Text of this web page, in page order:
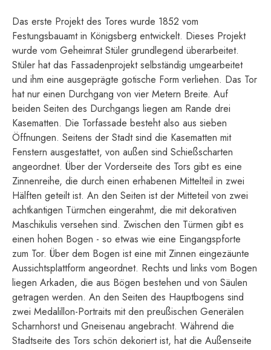
Das erste Projekt des Tores wurde 1852 vom
Festungsbauamt in Königsberg entwickelt. Dieses Projekt
wurde vom Geheimrat Stüler grundlegend überarbeitet.
Stüler hat das Fassadenprojekt selbständig umgearbeitet
und ihm eine ausgeprägte gotische Form verliehen. Das Tor
hat nur einen Durchgang von vier Metern Breite. Auf
beiden Seiten des Durchgangs liegen am Rande drei
Kasematten. Die Torfassade besteht also aus sieben
Öffnungen. Seitens der Stadt sind die Kasematten mit
Fenstern ausgestattet, von außen sind Schießscharten
angeordnet. Über der Vorderseite des Tors gibt es eine
Zinnenreihe, die durch einen erhabenen Mittelteil in zwei
Hälften geteilt ist. An den Seiten ist der Mitteteil von zwei
achtkantigen Türmchen eingerahmt, die mit dekorativen
Maschikulis versehen sind. Zwischen den Türmen gibt es
einen hohen Bogen - so etwas wie eine Eingangspforte
zum Tor. Über dem Bogen ist eine mit Zinnen eingezäunte
Aussichtsplattform angeordnet. Rechts und links vom Bogen
liegen Arkaden, die aus Bögen bestehen und von Säulen
getragen werden. An den Seiten des Hauptbogens sind
zwei Medalillon-Portraits mit den preußischen Generälen
Scharnhorst und Gneisenau angebracht. Während die
Stadtseite des Tors schön dekoriert ist, hat die Außenseite